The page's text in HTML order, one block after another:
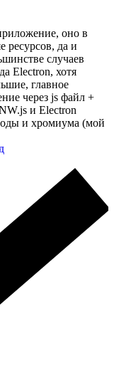
оно в
ресурсов, да и
случаев
Electron, хотя
главное
через js файл +
и Electron
и хромиума (мой